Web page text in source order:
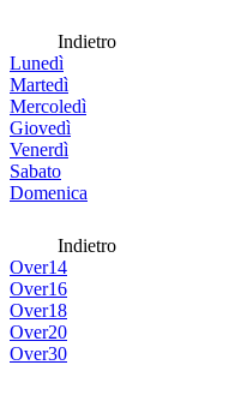
Indietro
Lunedì
Martedì
Mercoledì
Giovedì
Venerdì
Sabato
Domenica
Indietro
Over14
Over16
Over18
Over20
Over30